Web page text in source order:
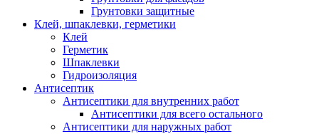
Грунтовки защитные
Клей, шпаклевки, герметики
Клей
Герметик
Шпаклевки
Гидроизоляция
Антисептик
Антисептики для внутренних работ
Антисептики для всего остального
Антисептики для наружных работ